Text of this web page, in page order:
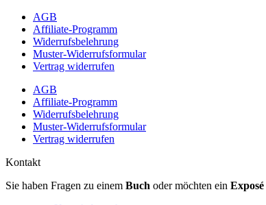
AGB
Affiliate-Programm
Widerrufsbelehrung
Muster-Widerrufsformular
Vertrag widerrufen
AGB
Affiliate-Programm
Widerrufsbelehrung
Muster-Widerrufsformular
Vertrag widerrufen
Kontakt
Sie haben Fragen zu einem Buch oder möchten ein Exposé